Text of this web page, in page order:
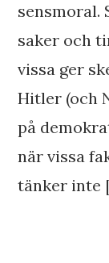
sensmoral.
saker och
vissa ger
Hitler (och
på
när vissa
tänker inte